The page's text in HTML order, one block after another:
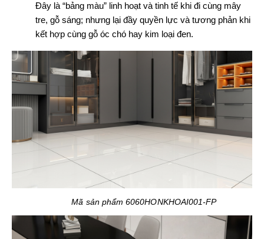
Đây là “bảng màu” linh hoạt và tinh tế khi đi cùng mây
tre, gỗ sáng; nhưng lại đầy quyền lực và tương phản khi
kết hợp cùng gỗ óc chó hay kim loại đen.
Mã sản phẩm 6060HONKHOAI001-FP